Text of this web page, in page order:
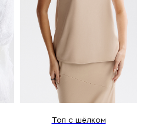
Топ с шёлком